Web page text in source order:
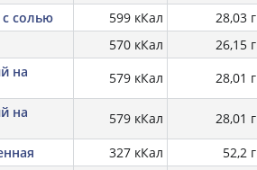
солью
599 кКал 28,03 г
570 кКал 26,15 г
на
579 кКал 28,01 г
на
579 кКал 28,01 г
327 кКал 52,2 г